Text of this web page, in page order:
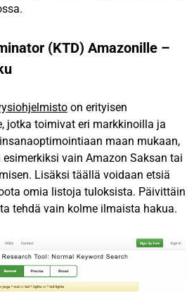
(KTD) Amazonille –
on erityisen
jotka toimivat eri markkinoilla ja
maan mukaan,
vain Amazon Saksan tai
Lisäksi täällä voidaan etsiä
omia listoja tuloksista. Päivittäin
tehdä vain kolme ilmaista hakua.